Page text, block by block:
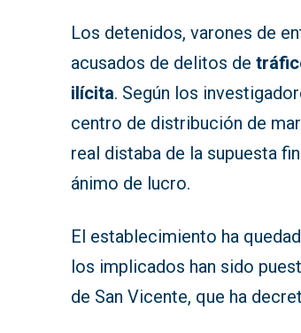
Los detenidos, varones de
acusados de delitos de
ilícita. Según los
centro de distribución de
real distaba de la supuesta
ánimo de lucro.
El establecimiento ha
los implicados han sido
de San Vicente, que ha